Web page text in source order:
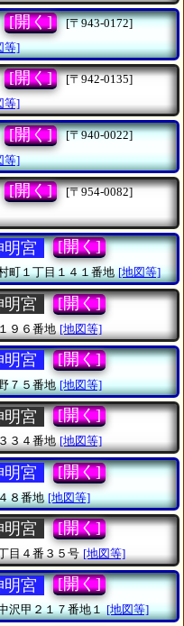
[開く]
[〒943-0172]
等]
[開く]
[〒942-0135]
等]
[開く]
[〒940-0022]
等]
[開く]
[〒954-0082]
明宮 [開く]
町１丁目１４１番地 [地図等]
明宮 [開く]
９６番地 [地図等]
明宮 [開く]
７５番地 [地図等]
明宮 [開く]
３４番地 [地図等]
明宮 [開く]
８番地 [地図等]
明宮 [開く]
目４番３５号 [地図等]
明宮 [開く]
沢甲２１７番地１ [地図等]